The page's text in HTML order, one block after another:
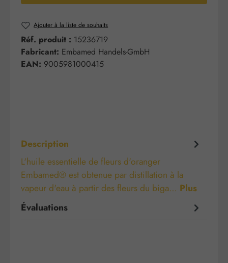
Ajouter à la liste de souhaits
Réf. produit : 15236719
Fabricant: Embamed Handels-GmbH
EAN: 9005981000415
Description
L'huile essentielle de fleurs d'oranger
Embamed® est obtenue par distillation à la
vapeur d'eau à partir des fleurs du biga… Plus
Évaluations